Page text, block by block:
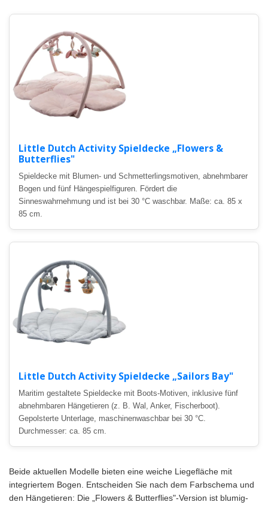
Little Dutch Activity Spieldecke „Flowers &
Butterflies"
Spieldecke mit Blumen- und Schmetterlingsmotiven, abnehmbarer
Bogen und fünf Hängespielfiguren. Fördert die
Sinneswahrnehmung und ist bei 30 °C waschbar. Maße: ca. 85 x
85 cm.
Little Dutch Activity Spieldecke „Sailors Bay"
Maritim gestaltete Spieldecke mit Boots-Motiven, inklusive fünf
abnehmbaren Hängetieren (z. B. Wal, Anker, Fischerboot).
Gepolsterte Unterlage, maschinenwaschbar bei 30 °C.
Durchmesser: ca. 85 cm.
Beide aktuellen Modelle bieten eine weiche Liegefläche mit
integriertem Bogen. Entscheiden Sie nach dem Farbschema und
den Hängetieren: Die „Flowers & Butterflies"-Version ist blumig-